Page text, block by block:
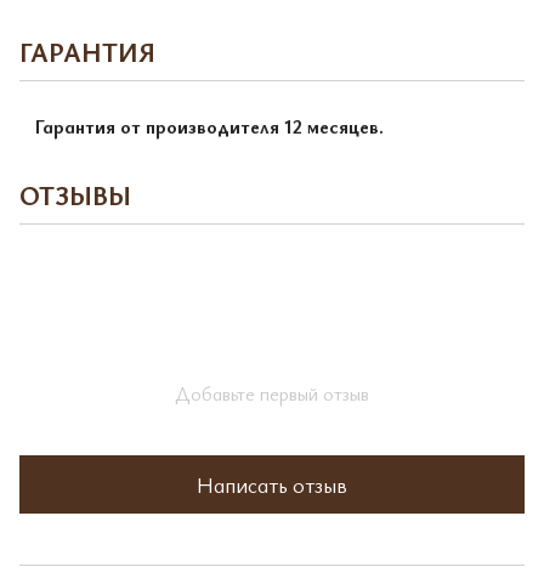
ГАРАНТИЯ
Гарантия от производителя 12 месяцев.
ОТЗЫВЫ
Добавьте первый отзыв
Написать отзыв